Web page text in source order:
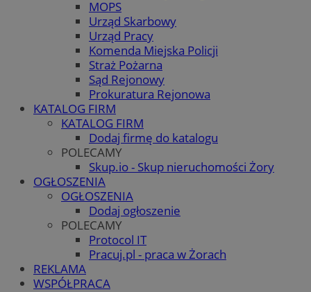
MOPS
Urząd Skarbowy
Urząd Pracy
Komenda Miejska Policji
Straż Pożarna
Sąd Rejonowy
Prokuratura Rejonowa
KATALOG FIRM
KATALOG FIRM
Dodaj firmę do katalogu
POLECAMY
Skup.io - Skup nieruchomości Żory
OGŁOSZENIA
OGŁOSZENIA
Dodaj ogłoszenie
POLECAMY
Protocol IT
Pracuj.pl - praca w Żorach
REKLAMA
WSPÓŁPRACA